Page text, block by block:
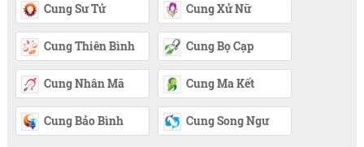
Cung Sư Tử Cung Xử Nữ
Cung Thiên Bình Cung Bọ Cạp
Cung Nhân Mã Cung Ma Kết
Cung Bảo Bình Cung Song Ngư